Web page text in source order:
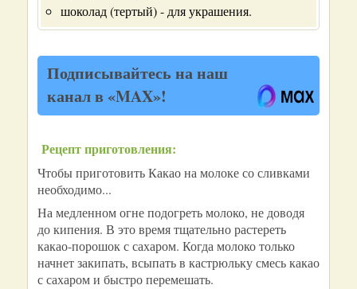
шоколад (тертый) - для украшения.
Подписывайтесь на наш
канал в «MAX»!
Рецепт приготовления:
Чтобы приготовить Какао на молоке со сливками
необходимо...
На медленном огне подогреть молоко, не доводя
до кипения. В это время тщательно растереть
какао-порошок с сахаром. Когда молоко только
начнет закипать, всыпать в кастрюльку смесь какао
с сахаром и быстро перемешать.